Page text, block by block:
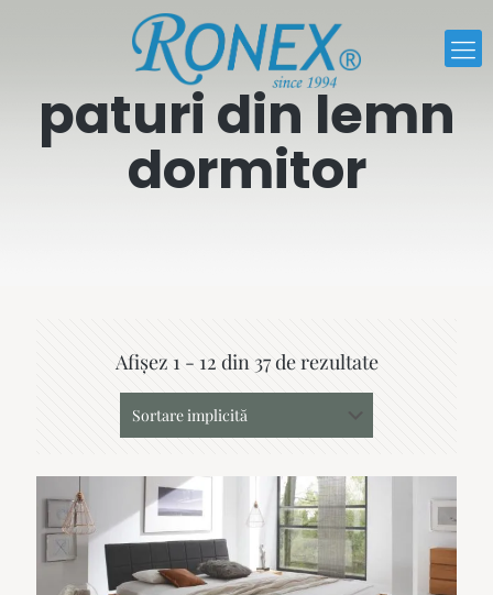
paturi din lemn
dormitor
Afișez 1 - 12 din 37 de rezultate